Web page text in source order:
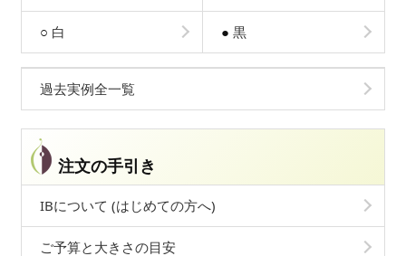
○ 白 ● 黒
過去実例全一覧
注文の手引き
IBについて (はじめての方へ)
ご予算と大きさの目安